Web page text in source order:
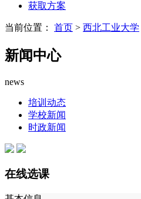
获取方案
当前位置： 首页 > 西北工业大学
新闻中心
news
培训动态
学校新闻
时政新闻
在线选课